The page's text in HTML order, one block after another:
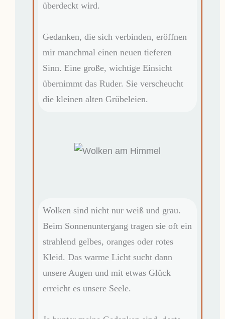
überdeckt wird.
Gedanken, die sich verbinden, eröffnen
mir manchmal einen neuen tieferen
Sinn. Eine große, wichtige Einsicht
übernimmt das Ruder. Sie verscheucht
die kleinen alten Grübeleien.
Wolken sind nicht nur weiß und grau.
Beim Sonnenuntergang tragen sie oft ein
strahlend gelbes, oranges oder rotes
Kleid. Das warme Licht sucht dann
unsere Augen und mit etwas Glück
erreicht es unsere Seele.